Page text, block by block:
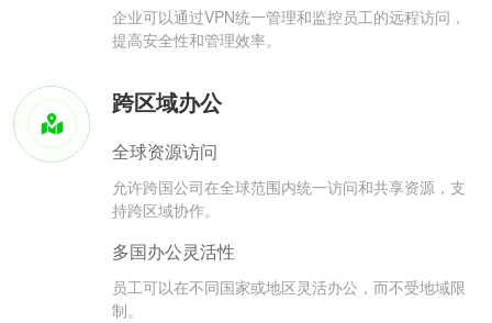
企业可以通过VPN统一管理和监控员工的远程访问，
提高安全性和管理效率。
跨区域办公
全球资源访问
允许跨国公司在全球范围内统一访问和共享资源，支
持跨区域协作。
多国办公灵活性
员工可以在不同国家或地区灵活办公，而不受地域限
制。